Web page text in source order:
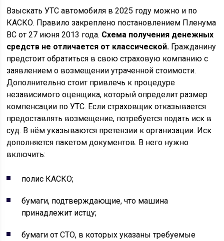
Взыскать УТС автомобиля в 2025 году можно и по
КАСКО. Правило закреплено постановлением Пленума
ВС от 27 июня 2013 года. Схема получения денежных
средств не отличается от классической. Гражданину
предстоит обратиться в свою страховую компанию с
заявлением о возмещении утраченной стоимости.
Дополнительно стоит привлечь к процедуре
независимого оценщика, который определит размер
компенсации по УТС. Если страховщик отказывается
предоставлять возмещение, потребуется подать иск в
суд. В нём указываются претензии к организации. Иск
дополняется пакетом документов. В него нужно
включить:
полис КАСКО;
бумаги, подтверждающие, что машина
принадлежит истцу;
бумаги от СТО, в которых указаны требуемые